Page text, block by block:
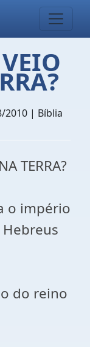
2010 | Bíblia
TERRA?
o império
do reino